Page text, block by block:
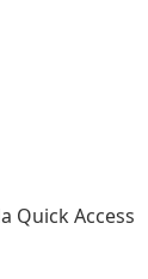
Quick Access